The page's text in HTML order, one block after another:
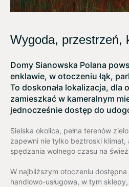
Wygoda, przestrzeń,
Domy Sianowska Polana
enklawie, w otoczeniu łąk,
To doskonała lokalizacja, dla
zamieszkać w kameralnym
jednocześnie dostęp do
Sielska okolica, pełna terenów
zapewni nie tylko beztroski klimat,
spędzania wolnego czasu na
W najbliższym otoczeniu dostępna
handlowo-usługowa, w tym